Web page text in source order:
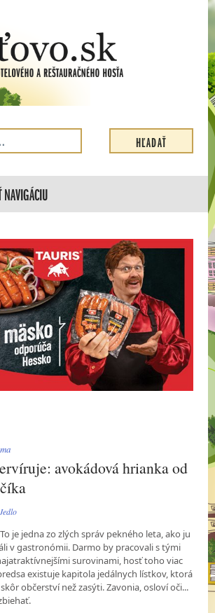
NAVIGÁCIU
avokádová hrianka od
Jedlo
je jedna zo zlých správ pekného leta, ako ju
v gastronómii. Darmo by pracovali s tými
surovinami, hosť toho viac
existuje kapitola jedálnych lístkov, ktorá
občerství než zasýti. Zavonia, osloví oči...